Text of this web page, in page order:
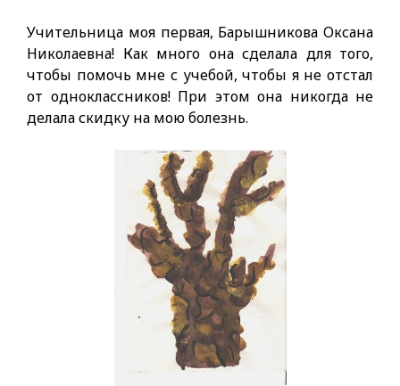
Учительница моя первая, Барышникова Оксана
Николаевна! Как много она сделала для того,
чтобы помочь мне с учебой, чтобы я не отстал
от одноклассников! При этом она никогда не
делала скидку на мою болезнь.